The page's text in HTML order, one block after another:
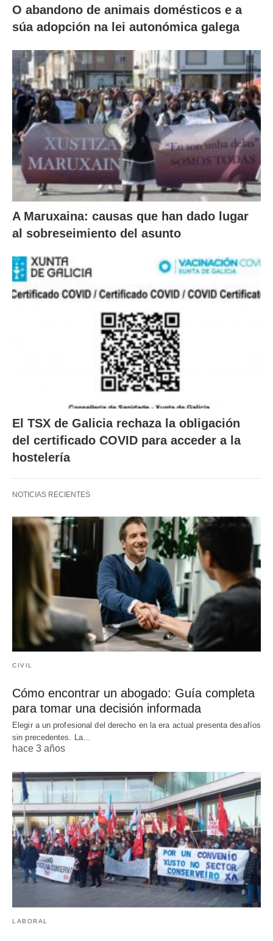
O abandono de animais domésticos e a
súa adopción na lei autonómica galega
A Maruxaina: causas que han dado lugar
al sobreseimiento del asunto
El TSX de Galicia rechaza la obligación
del certificado COVID para acceder a la
hostelería
NOTICIAS RECIENTES
CIVIL
Cómo encontrar un abogado: Guía completa
para tomar una decisión informada
Elegir a un profesional del derecho en la era actual presenta desafíos
sin precedentes. La…
hace 3 años
LABORAL